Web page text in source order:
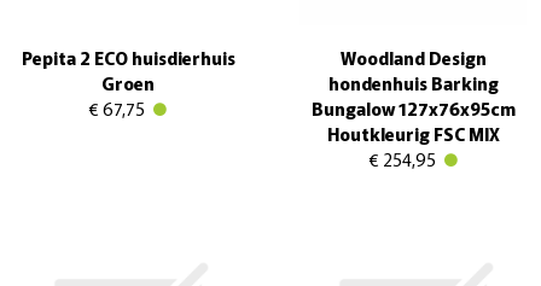
Pepita 2 ECO huisdierhuis
Groen
€ 67,75
Woodland Design
hondenhuis Barking
Bungalow 127x76x95cm
Houtkleurig FSC MIX
€ 254,95